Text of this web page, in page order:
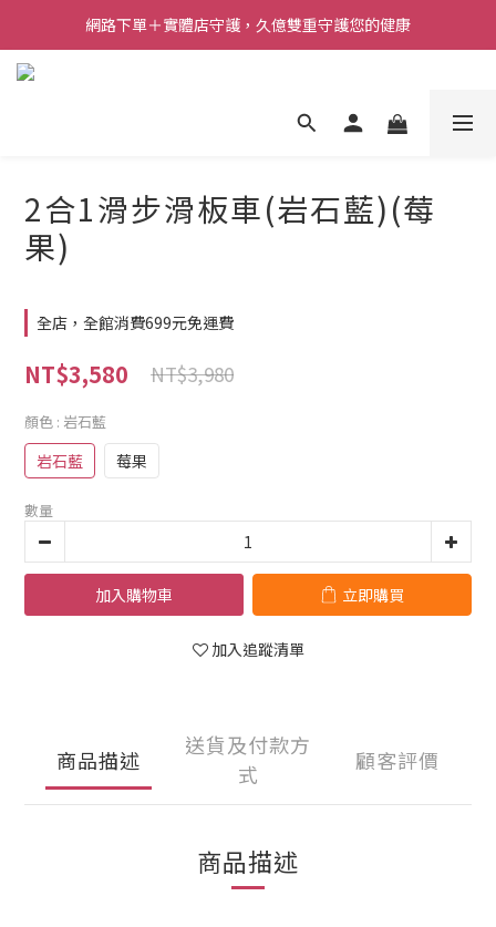
網路下單＋實體店守護，久億雙重守護您的健康
2合1滑步滑板車(岩石藍)(莓
果)
全店，全館消費699元免運費
NT$3,580 NT$3,980
顏色 : 岩石藍
岩石藍 莓果
數量
加入購物車 立即購買
加入追蹤清單
商品描述
送貨及付款方
式
顧客評價
商品描述